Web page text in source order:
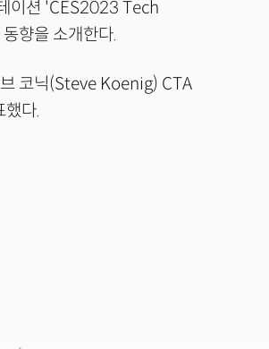
이션 'CES2023 Tech
향을 소개한다.
코닉(Steve Koenig) CTA
다.